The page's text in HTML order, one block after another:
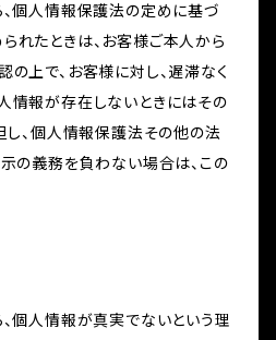
、個人情報保護法の定めに基づ
れたときは、お客様ご本人から
の上で、お客様に対し、遅滞なく
情報が存在しないときにはその
し、個人情報保護法その他の法
示の義務を負わない場合は、この
、個人情報が真実でないという理